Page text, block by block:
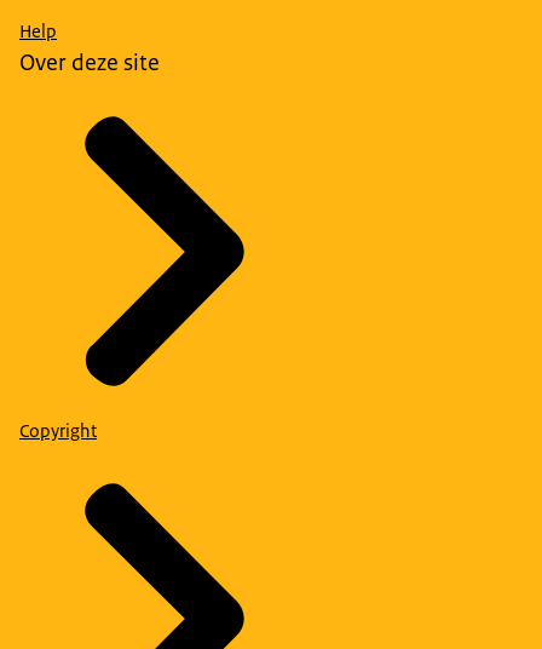
Help
Over deze site
Copyright